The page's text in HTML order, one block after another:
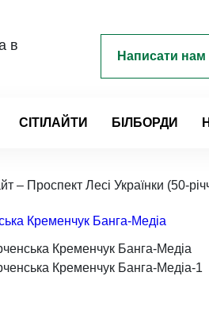
в
Написати нам
СІТІЛАЙТИ БІЛБОРДИ
– Проспект Лесі Українки (50-